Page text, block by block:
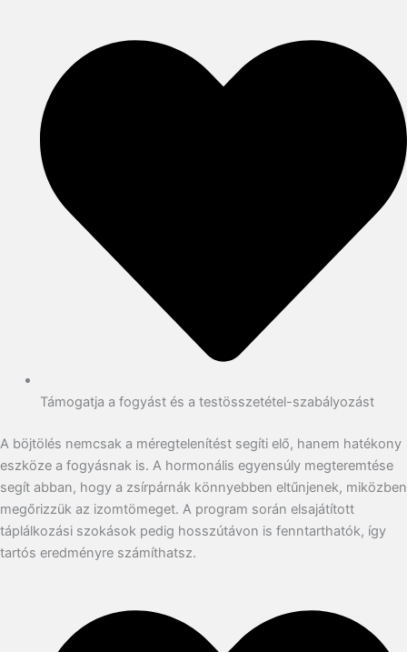
Támogatja a fogyást és a testösszetétel-szabályozást
A böjtölés nemcsak a méregtelenítést segíti elő, hanem hatékony
eszköze a fogyásnak is. A hormonális egyensúly megteremtése
segít abban, hogy a zsírpárnák könnyebben eltűnjenek, miközben
megőrizzük az izomtömeget. A program során elsajátított
táplálkozási szokások pedig hosszútávon is fenntarthatók, így
tartós eredményre számíthatsz.